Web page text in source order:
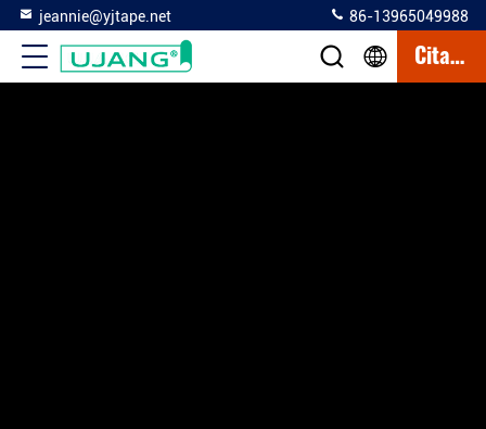
jeannie@yjtape.net 86-13965049988
Citation